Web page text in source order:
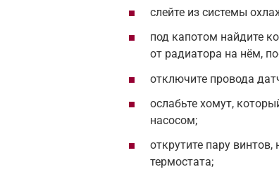
слейте из системы
под капотом найдите
от радиатора на нём,
отключите провода
ослабьте хомут,
насосом;
открутите пару
термостата;